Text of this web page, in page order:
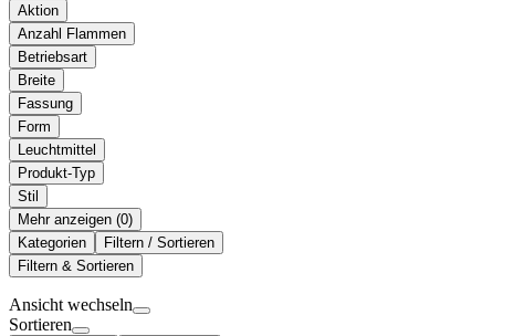
Aktion
Anzahl Flammen
Betriebsart
Breite
Fassung
Form
Leuchtmittel
Produkt-Typ
Stil
Mehr anzeigen ( )
Kategorien
Filtern / Sortieren
Filtern & Sortieren
Ansicht wechseln
Sortieren